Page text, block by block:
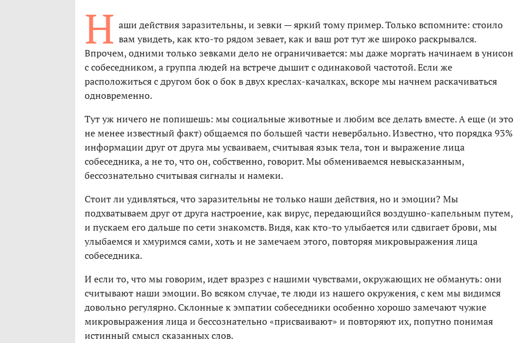
Н аши действия заразительны, и зевки — яркий тому пример. Только вспомните: стоило
вам увидеть, как кто-то рядом зевает, как и ваш рот тут же широко раскрывался.
Впрочем, одними только зевками дело не ограничивается: мы даже моргать начинаем в унисон
с собеседником, а группа людей на встрече дышит с одинаковой частотой. Если же
расположиться с другом бок о бок в двух креслах-качалках, вскоре мы начнем раскачиваться
одновременно.
Тут уж ничего не попишешь: мы социальные животные и любим все делать вместе. А еще (и это
не менее известный факт) общаемся по большей части невербально. Известно, что порядка 93%
информации друг от друга мы усваиваем, считывая язык тела, тон и выражение лица
собеседника, а не то, что он, собственно, говорит. Мы обмениваемся невысказанным,
бессознательно считывая сигналы и намеки.
Стоит ли удивляться, что заразительны не только наши действия, но и эмоции? Мы
подхватываем друг от друга настроение, как вирус, передающийся воздушно-капельным путем,
и пускаем его дальше по сети знакомств. Видя, как кто-то улыбается или сдвигает брови, мы
улыбаемся и хмуримся сами, хоть и не замечаем этого, повторяя микровыражения лица
собеседника.
И если то, что мы говорим, идет вразрез с нашими чувствами, окружающих не обмануть: они
считывают наши эмоции. Во всяком случае, те люди из нашего окружения, с кем мы видимся
довольно регулярно. Склонные к эмпатии собеседники особенно хорошо замечают чужие
микровыражения лица и бессознательно «присваивают» и повторяют их, попутно понимая
истинный смысл сказанных слов.